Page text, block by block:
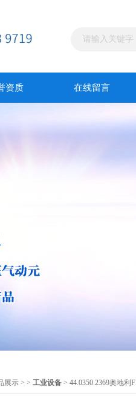
资质 在线留言
展示 > > 工业设备 > 44.0350.2369奥地